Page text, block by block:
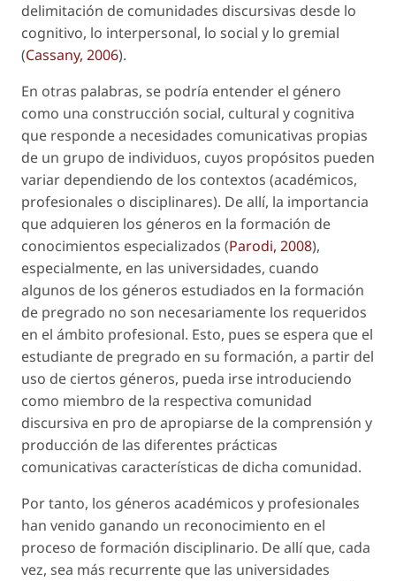
delimitación de comunidades discursivas desde lo
cognitivo, lo interpersonal, lo social y lo gremial
(Cassany, 2006).
En otras palabras, se podría entender el género
como una construcción social, cultural y cognitiva
que responde a necesidades comunicativas propias
de un grupo de individuos, cuyos propósitos pueden
variar dependiendo de los contextos (académicos,
profesionales o disciplinares). De allí, la importancia
que adquieren los géneros en la formación de
conocimientos especializados (Parodi, 2008),
especialmente, en las universidades, cuando
algunos de los géneros estudiados en la formación
de pregrado no son necesariamente los requeridos
en el ámbito profesional. Esto, pues se espera que el
estudiante de pregrado en su formación, a partir del
uso de ciertos géneros, pueda irse introduciendo
como miembro de la respectiva comunidad
discursiva en pro de apropiarse de la comprensión y
producción de las diferentes prácticas
comunicativas características de dicha comunidad.
Por tanto, los géneros académicos y profesionales
han venido ganando un reconocimiento en el
proceso de formación disciplinario. De allí que, cada
vez, sea más recurrente que las universidades